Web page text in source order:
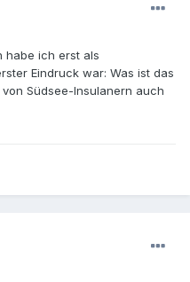
habe ich erst als
Eindruck war: Was ist das
Südsee-Insulanern auch